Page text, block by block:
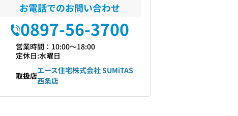
お電話でのお問い合わせ
0897-56-3700
営業時間：10:00〜18:00
定休日:水曜日
取扱店
エース住宅株式会社 SUMiTAS
西条店